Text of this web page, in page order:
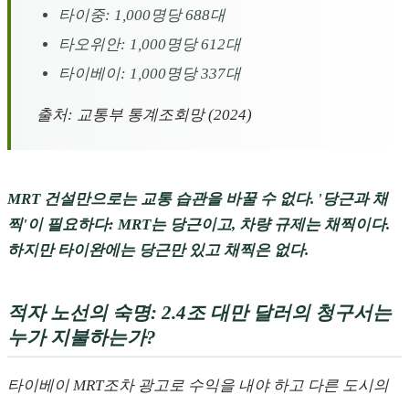
타이중: 1,000명당 688대
타오위안: 1,000명당 612대
타이베이: 1,000명당 337대
출처: 교통부 통계조회망 (2024)
MRT 건설만으로는 교통 습관을 바꿀 수 없다. '당근과 채
찍'이 필요하다: MRT는 당근이고, 차량 규제는 채찍이다.
하지만 타이완에는 당근만 있고 채찍은 없다.
적자 노선의 숙명: 2.4조 대만 달러의 청구서는
누가 지불하는가?
타이베이 MRT조차 광고로 수익을 내야 하고 다른 도시의